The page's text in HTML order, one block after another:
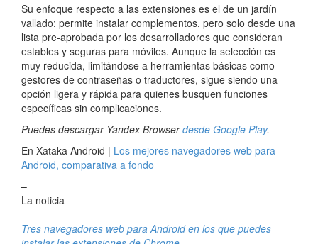
Su enfoque respecto a las extensiones es el de un jardín
vallado: permite instalar complementos, pero solo desde una
lista pre-aprobada por los desarrolladores que consideran
estables y seguras para móviles. Aunque la selección es
muy reducida, limitándose a herramientas básicas como
gestores de contraseñas o traductores, sigue siendo una
opción ligera y rápida para quienes busquen funciones
específicas sin complicaciones.
Puedes descargar Yandex Browserdesde Google Play.
En Xataka Android | Los mejores navegadores web para
Android, comparativa a fondo
–
La noticia
Tres navegadores web para Android en los que puedes